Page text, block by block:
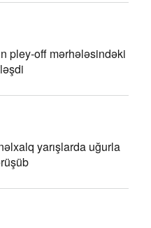
pley-off mərhələsindəki
yarışlarda uğurla